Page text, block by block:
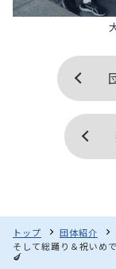
トップ 団体紹介
そして総踊り＆祝いめ
🍆